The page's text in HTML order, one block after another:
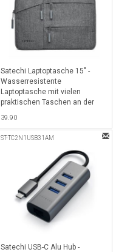
Satechi Laptoptasche 15" -
Wasserresistente
Laptoptasche mit vielen
praktischen Taschen an der
15.4" - Grau
39.90
ST-TC2N1USB31AM
Satechi USB-C Alu Hub -